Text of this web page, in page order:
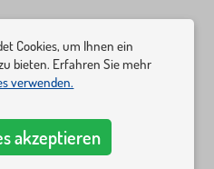
Accessoires
verschiedenen Farben
Für Mädchen und
leicht zu pflegen. Das ist
Cookies, um Ihnen ein
bieten. Erfahren Sie mehr
verwenden.
akzeptieren